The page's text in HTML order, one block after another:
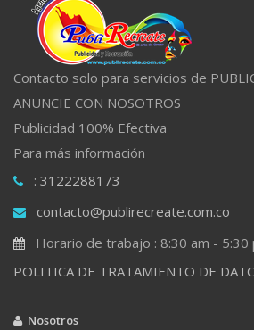
Contacto solo para servicios de
ANUNCIE CON NOSOTROS
Publicidad 100% Efectiva
Para más información
: 3122288173
contacto@publirecreate.com.co
Horario de trabajo : 8:30 am - 5:30
POLITICA DE TRATAMIENTO DE
Nosotros